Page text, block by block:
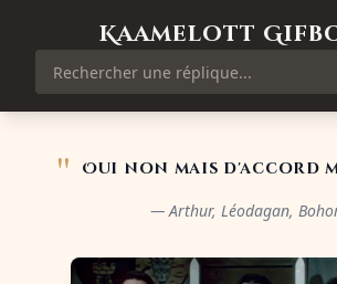
Kaamelott
" Oui non mais d'accord
— Arthur, Léodagan,